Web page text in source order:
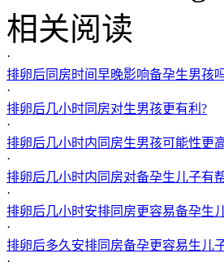
相关阅读
·
排卵后同房时间早晚影响备孕生男孩
·
排卵后几小时同房对生男孩更有利?
·
排卵后几小时内同房生男孩可能性更
·
排卵后几小时内同房对备孕生儿子有
·
排卵后几小时安排同房更容易备孕生
·
排卵后多久安排同房备孕更容易生儿
·